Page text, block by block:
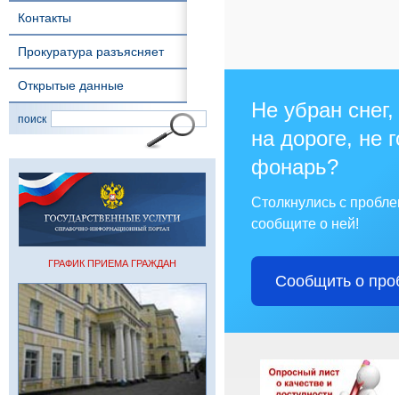
Контакты
Прокуратура разъясняет
Открытые данные
поиск
ГРАФИК ПРИЕМА ГРАЖДАН
Не убран
на дороге, не
фонарь?
Столкнулись с
сообщите о ней!
Сообщить о